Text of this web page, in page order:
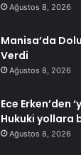
Ağustos 8, 2026
Manisa’da
Verdi
Ağustos 8, 2026
Ece Erken’den
Hukuki yollara
Ağustos 8, 2026